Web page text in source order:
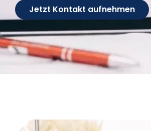
Jetzt Kontakt aufnehmen